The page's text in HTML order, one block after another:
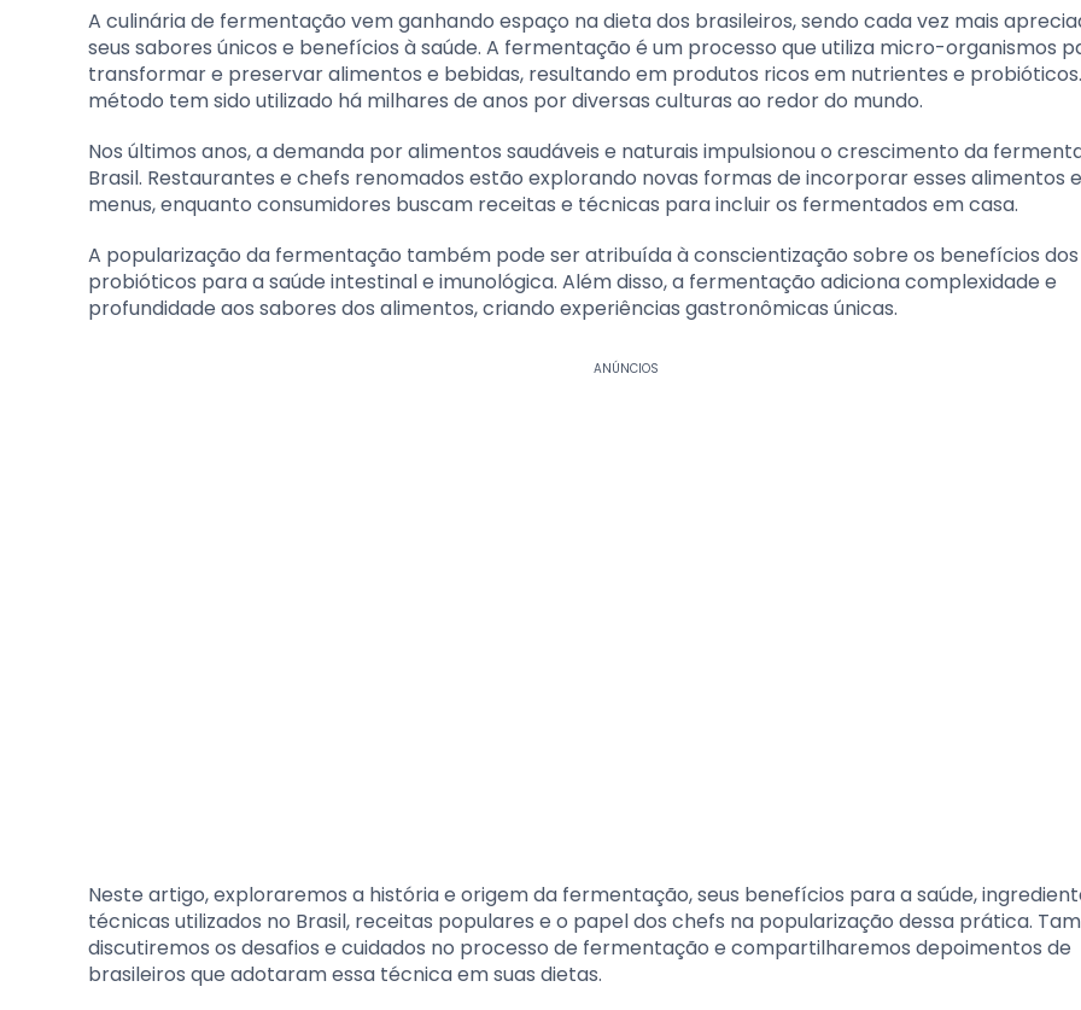
A culinária de fermentação vem ganhando espaço na dieta dos brasileiros, sendo cada vez mais
seus sabores únicos e benefícios à saúde. A fermentação é um processo que utiliza micro-organismos
transformar e preservar alimentos e bebidas, resultando em produtos ricos em nutrientes e
método tem sido utilizado há milhares de anos por diversas culturas ao redor do mundo.
Nos últimos anos, a demanda por alimentos saudáveis e naturais impulsionou o crescimento da
Brasil. Restaurantes e chefs renomados estão explorando novas formas de incorporar esses alimentos
menus, enquanto consumidores buscam receitas e técnicas para incluir os fermentados em casa.
A popularização da fermentação também pode ser atribuída à conscientização sobre os benefícios dos
probióticos para a saúde intestinal e imunológica. Além disso, a fermentação adiciona complexidade e
profundidade aos sabores dos alimentos, criando experiências gastronômicas únicas.
ANÚNCIOS
Neste artigo, exploraremos a história e origem da fermentação, seus benefícios para a saúde,
técnicas utilizados no Brasil, receitas populares e o papel dos chefs na popularização dessa prática.
discutiremos os desafios e cuidados no processo de fermentação e compartilharemos depoimentos de
brasileiros que adotaram essa técnica em suas dietas.